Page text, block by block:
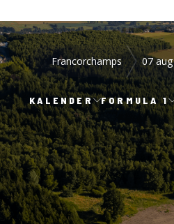
Francorchamps 07 aug
KALENDER FORMULA 1